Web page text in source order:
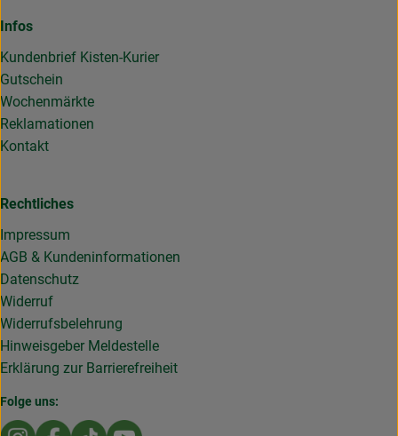
Infos
Kundenbrief Kisten-Kurier
Gutschein
Wochenmärkte
Reklamationen
Kontakt
Rechtliches
Impressum
AGB & Kundeninformationen
Datenschutz
Widerruf
Widerrufsbelehrung
Hinweisgeber Meldestelle
Erklärung zur Barrierefreiheit
Folge uns:
Externer Link zu https://www.instagram.com/
Externer Link zu https://www.facebook.com/
Externer Link zu https://www.tiktok.com/
Externer Link zu https://